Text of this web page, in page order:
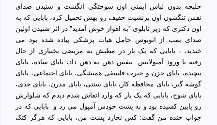
حلبچه بدون لباس ایمنی اون سوختگی انگشت و شنیدن صدای
نفس تنگشون اون برنشیت خفیف رو بهش تحمیل کرد، بابایی که به
اون دکتری که زیر تابلوی "به اهواز خوش آمدید" در اثر شنیدن اولین
صدای بمب از اتوبوس حامل هیات پزشکی پیاده شده بود می
خندید، ، بابایی که یک بار در مطبش به مریضی بختیاری از حال
رفته تا ورود آمبولانس
تنفس دهن به دهن داد، بابای ساده، بابای
پیچیده، بابای حزن و حیرت فلسفی همیشگی، بابای اجتماعی، بابای
گوشه گیر، بابای محافظه کار، بابای سنتی، بابای مدرن، بابای جدی،
بابای شوخ، بابایی که یک بار که وارد اتقاش شدم دیدم که شلوارش
رو پایین کشیده بود و به پشت خودش آمپول می زد و
بابایی که در
جواب خنده من گفت: کس نخارد پشت من، بابایی که هرگز کتک